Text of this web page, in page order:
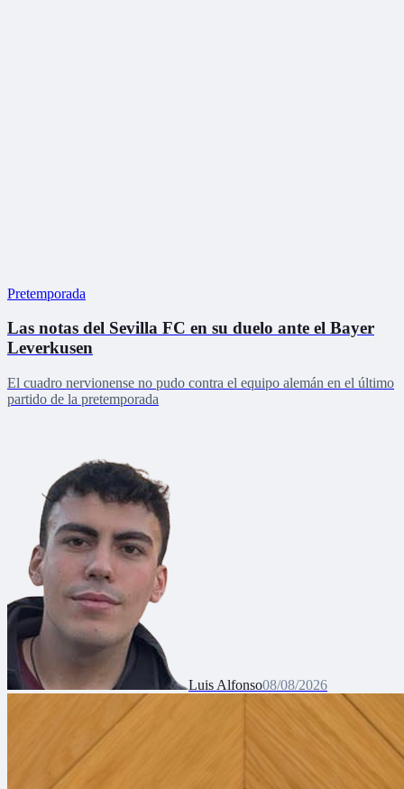
Pretemporada
Las notas del Sevilla FC en su duelo ante el Bayer
Leverkusen
El cuadro nervionense no pudo contra el equipo alemán en el último
partido de la pretemporada
Luis Alfonso08/08/2026